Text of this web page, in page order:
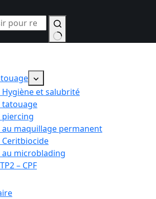
et salubrité
tatouage
maquillage permanent
microblading
– CPF